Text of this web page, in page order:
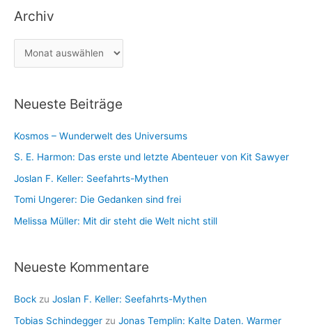
c
h
e
e
Archiv
r
h
v
Neueste Beiträge
Kosmos – Wunderwelt des Universums
S. E. Harmon: Das erste und letzte Abenteuer von Kit Sawyer
Joslan F. Keller: Seefahrts-Mythen
Tomi Ungerer: Die Gedanken sind frei
Melissa Müller: Mit dir steht die Welt nicht still
Neueste Kommentare
Bock zu Joslan F. Keller: Seefahrts-Mythen
Tobias Schindegger zu Jonas Templin: Kalte Daten. Warmer